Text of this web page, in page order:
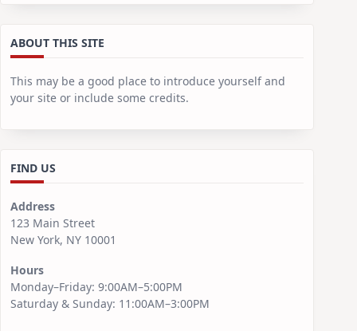
ABOUT THIS SITE
This may be a good place to introduce yourself and
your site or include some credits.
FIND US
Address
123 Main Street
New York, NY 10001
Hours
Monday–Friday: 9:00AM–5:00PM
Saturday & Sunday: 11:00AM–3:00PM